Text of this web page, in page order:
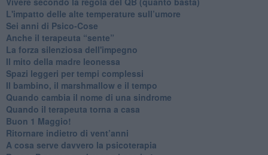
​L'impatto delle alte temperature sull’umore
Sei anni di Psico-Cose
​Anche il terapeuta “sente”
​La forza silenziosa dell'impegno
​Il mito della madre leonessa
Spazi leggeri per tempi complessi
Il bambino, il marshmallow e il tempo
​Quando cambia il nome di una sindrome
​Quando il terapeuta torna a casa
​Buon 1 Maggio!
Ritornare indietro di vent’anni
​A cosa serve davvero la psicoterapia